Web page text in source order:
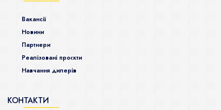
Ваканcії
Новини
Партнери
Реалізовані проєкти
Навчання дилерів
КОНТАКТИ